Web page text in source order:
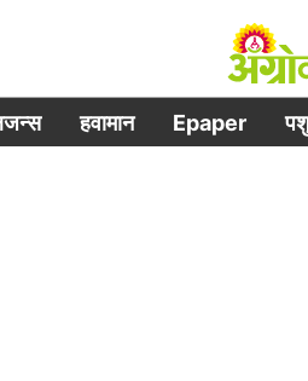
हवामान Epaper